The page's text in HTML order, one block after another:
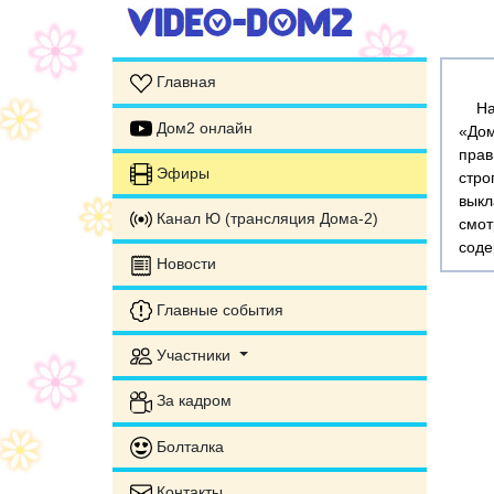
Главная
Дом2 онлайн
Эфиры
Канал Ю (трансляция Дома-2)
Новости
Главные события
Участники
За кадром
Болталка
На